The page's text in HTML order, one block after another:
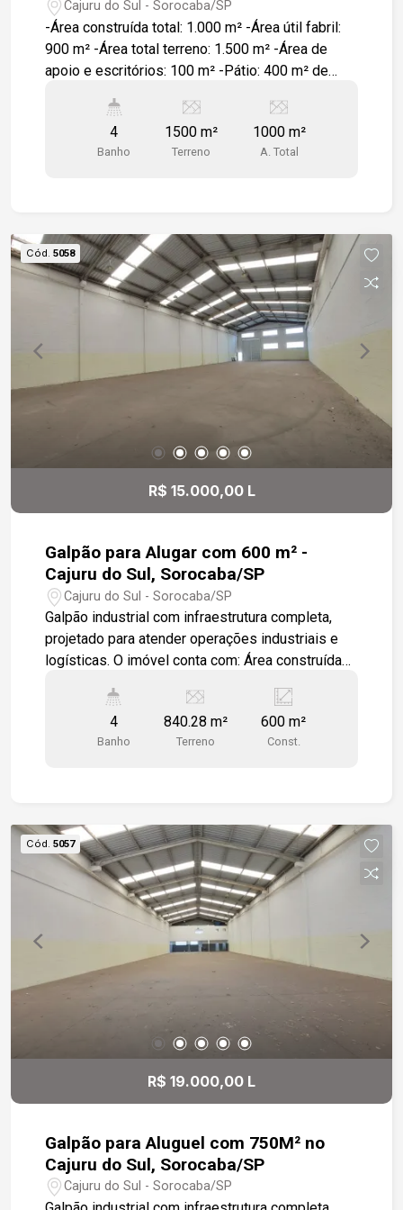
Cajuru do Sul - Sorocaba/SP
-Área construída total: 1.000 m² -Área útil fabril:
900 m² -Área total terreno: 1.500 m² -Área de
apoio e escritórios: 100 m² -Pátio: 400 m² de
direito: 10 metros. - Sistema construtivo em pré-
moldado - Acabamento em piso industrial com
capacidade de 5 ton/m². - Amplo escritório com
4
Banho
1500 m²
Terreno
1000 m²
A. Total
Cód. 5058
R$ 15.000,00 L
Galpão para Alugar com 600 m² -
Cajuru do Sul, Sorocaba/SP
Cajuru do Sul - Sorocaba/SP
Galpão industrial com infraestrutura completa,
projetado para atender operações industriais e
logísticas. O imóvel conta com: Área construída
840,28 m² Área de apoio e escritórios com 70 m²
Pé-direito de 7 metros Piso industrial com
capacidade para até 4 ton/m² Sistema
4
Banho
840.28 m²
Terreno
600 m²
Const.
Cód. 5057
R$ 19.000,00 L
Galpão para Aluguel com 750M² no
Cajuru do Sul, Sorocaba/SP
Cajuru do Sul - Sorocaba/SP